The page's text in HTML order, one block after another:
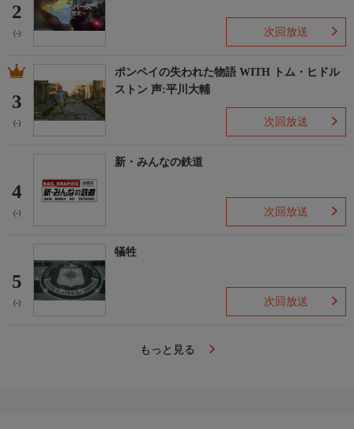
2
(-) 次回放送
3
(-)
ポンペイの失われた物語 WITH トム・ヒドル
ストン 声:平川大輔
次回放送
4
(-)
新・みんなの鉄道
次回放送
5
(-)
犠牲
次回放送
もっと見る